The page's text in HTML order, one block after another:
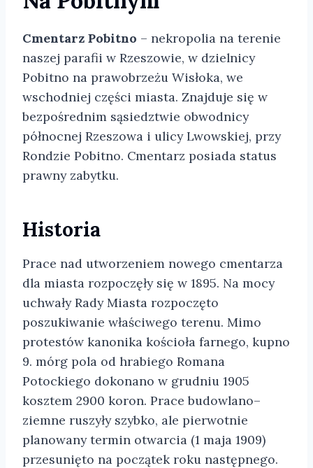
Cmentarz Pobitno – nekropolia na terenie
naszej parafii w Rzeszowie, w dzielnicy
Pobitno na prawobrzeżu Wisłoka, we
wschodniej części miasta. Znajduje się w
bezpośrednim sąsiedztwie obwodnicy
północnej Rzeszowa i ulicy Lwowskiej, przy
Rondzie Pobitno. Cmentarz posiada status
prawny zabytku.
Historia
Prace nad utworzeniem nowego cmentarza
dla miasta rozpoczęły się w 1895. Na mocy
uchwały Rady Miasta rozpoczęto
poszukiwanie właściwego terenu. Mimo
protestów kanonika kościoła farnego, kupno
9. mórg pola od hrabiego Romana
Potockiego dokonano w grudniu 1905
kosztem 2900 koron. Prace budowlano–
ziemne ruszyły szybko, ale pierwotnie
planowany termin otwarcia (1 maja 1909)
przesunięto na początek roku następnego.